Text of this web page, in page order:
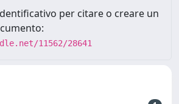
per citare o creare un
11562/28641